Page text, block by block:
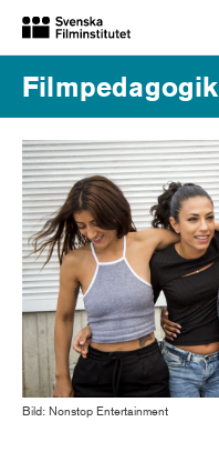
Filmpedagogik
Bild: Nonstop Entertainment